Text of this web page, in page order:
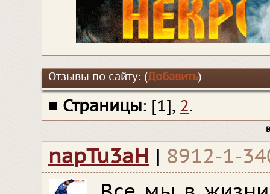
Отзывы по сайту: (Добавить)
■ Страницы: [1], 2.
napTu3aH | 8912-1-